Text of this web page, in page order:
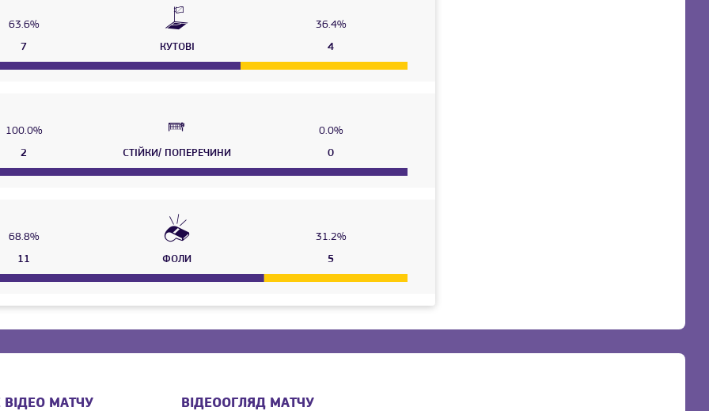
63.6%
36.4%
7
КУТОВІ 4
100.0%
0.0%
2
СТІЙКИ/ ПОПЕРЕЧИНИ 0
68.8%
31.2%
11
ФОЛИ 5
ВІДЕО МАТЧУ ВІДЕООГЛЯД МАТЧУ